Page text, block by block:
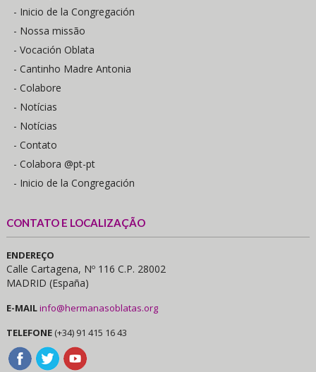
- Inicio de la Congregación
- Nossa missão
- Vocación Oblata
- Cantinho Madre Antonia
- Colabore
- Notícias
- Notícias
- Contato
- Colabora @pt-pt
- Inicio de la Congregación
CONTATO E LOCALIZAÇÃO
ENDEREÇO
Calle Cartagena, Nº 116 C.P. 28002
MADRID (España)
E-MAILinfo@hermanasoblatas.org
TELEFONE (+34) 91 415 16 43